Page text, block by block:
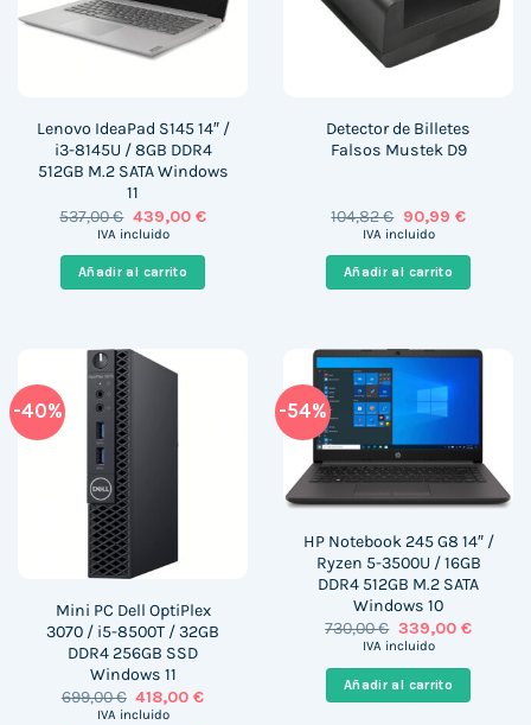
Lenovo IdeaPad S145 14″ /
i3-8145U / 8GB DDR4
512GB M.2 SATA Windows
11
537,00€ El
precio
era:
537,00 €.
439,00 €El
es:
439,00 €.
IVA incluido
Añadir al carrito
Detector de Billetes
Falsos Mustek D9
104,82€ El
precio
era:
104,82 €.
90,99 €El
es:
90,99 €.
IVA incluido
Añadir al carrito
-40%
Mini PC Dell OptiPlex
3070 / i5-8500T / 32GB
DDR4 256GB SSD
Windows 11
699,00€ El
precio
418,00€El
IVA incluido
-54%
HP Notebook 245 G8 14″ /
Ryzen 5-3500U / 16GB
DDR4 512GB M.2 SATA
Windows 10
730,00€ El
precio
era:
730,00 €.
339,00 €El
es:
IVA incluido
Añadir al carrito